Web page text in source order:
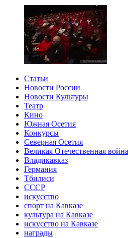
Статьи
Новости России
Новости Культуры
Театр
Кино
Южная Осетия
Конкурсы
Северная Осетия
Великая Отечественная война
Владикавказ
Германия
Тбилиси
СССР
искусство
спорт на Кавказе
культура на Кавказе
искусство на Кавказе
награды